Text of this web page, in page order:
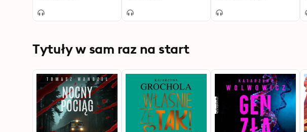
and Found a Self-Help
Closets, Fight Right,
Tytuły w sam raz na start